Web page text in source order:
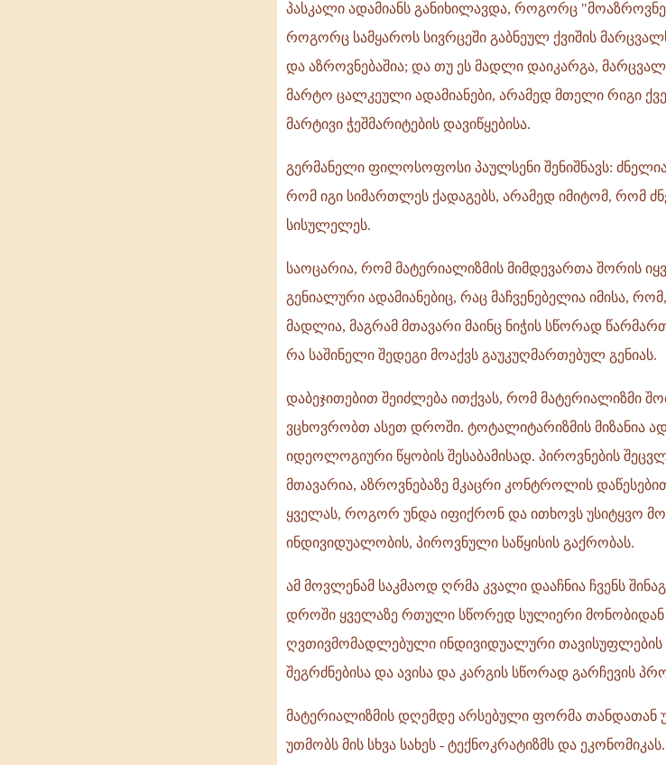
პასკალი ადამიანს განიხილავდა, როგორც "მოაზროვნე
როგორც სამყაროს სივრცეში გაბნეულ ქვიშის
და აზროვნებაშია; და თუ ეს მადლი დაიკარგა,
მარტო ცალკეული ადამიანები, არამედ მთელი რიგი
მარტივი ჭეშმარიტების დავიწყებისა.
გერმანელი ფილოსოფოსი პაულსენი შენიშნავს:
რომ იგი სიმართლეს ქადაგებს, არამედ იმიტომ, რომ
სისულელეს.
საოცარია, რომ მატერიალიზმის მიმდევართა შორის
გენიალური ადამიანებიც, რაც მაჩვენებელია იმისა,
მადლია, მაგრამ მთავარი მაინც ნიჭის სწორად
რა საშინელი შედეგი მოაქვს გაუკუღმართებულ გენიას.
დაბეჯითებით შეიძლება ითქვას, რომ მატერიალიზმი
ვცხოვრობთ ასეთ დროში. ტოტალიტარიზმის მიზანია
იდეოლოგიური წყობის შესაბამისად. პიროვნების
მთავარია, აზროვნებაზე მკაცრი კონტროლის
ყველას, როგორ უნდა იფიქრონ და ითხოვს უსიტყვო
ინდივიდუალობის, პიროვნული საწყისის გაქრობას.
ამ მოვლენამ საკმაოდ ღრმა კვალი დააჩნია ჩვენს
დროში ყველაზე რთული სწორედ სულიერი მონობიდან
ღვთივმომადლებული ინდივიდუალური თავისუფლების
შეგრძნებისა და ავისა და კარგის სწორად გარჩევის
მატერიალიზმის დღემდე არსებული ფორმა თანდათან
უთმობს მის სხვა სახეს - ტექნოკრატიზმს და ეკონომიკას.